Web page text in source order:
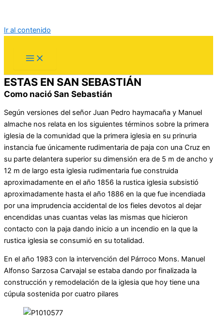
Ir al contenido
ESTAS EN SAN SEBASTIÁN
Como nació San Sebastián
Según versiones del señor Juan Pedro haymacaña y Manuel
almache nos relata en los siguientes términos sobre la primera
iglesia de la comunidad que la primera iglesia en su prinuria
instancia fue únicamente rudimentaria de paja con una Cruz en
su parte delantera superior su dimensión era de 5 m de ancho y
12 m de largo esta iglesia rudimentaria fue construida
aproximadamente en el año 1856 la rustica iglesia subsistió
aproximadamente hasta el año 1886 en la que fue incendiada
por una imprudencia accidental de los fieles devotos al dejar
encendidas unas cuantas velas las mismas que hicieron
contacto con la paja dando inicio a un incendio en la que la
rustica iglesia se consumió en su totalidad.
En el año 1983 con la intervención del Párroco Mons. Manuel
Alfonso Sarzosa Carvajal se estaba dando por finalizada la
construcción y remodelación de la iglesia que hoy tiene una
cúpula sostenida por cuatro pilares